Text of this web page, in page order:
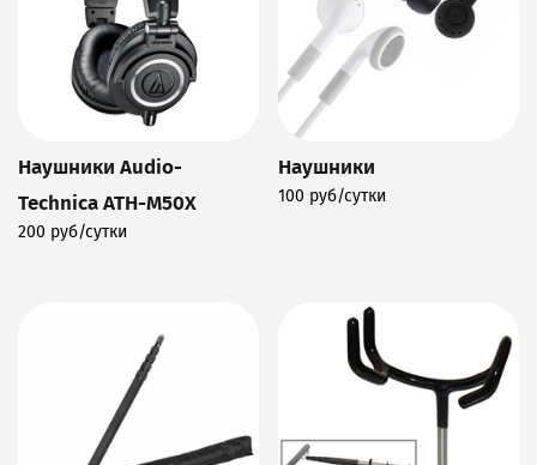
Наушники Audio-
Technica ATH-M50X
200 руб/сутки
Наушники
100 руб/сутки